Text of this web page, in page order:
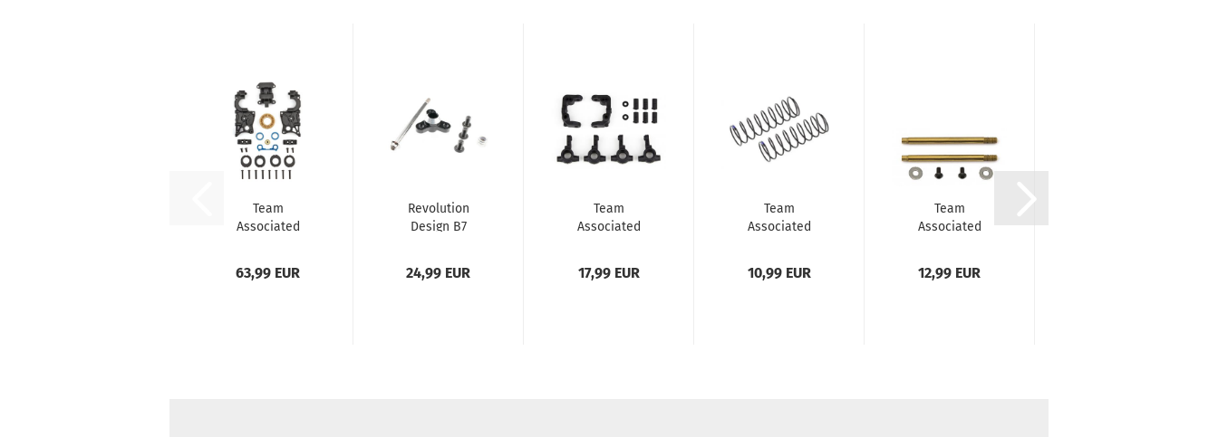
Team
Associated
Conversion...
63,99 EUR
Revolution
Design B7
Set...
24,99 EUR
Team
Associated
17,99 EUR
Team
Associated
Springs,...
10,99 EUR
Team
Associated
12,99 EUR